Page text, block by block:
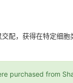
配，获得在特定细胞
purchased from